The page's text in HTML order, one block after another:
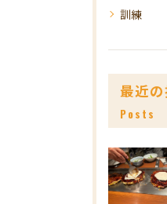
訓練
最近
Posts